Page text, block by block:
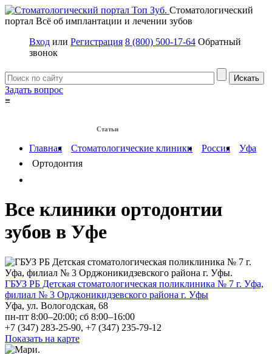
Стоматологический
портал Всё об имплантации и лечении зубов
Вход или Регистрация 8 (800) 500-17-64 Обратный
звонок
Задать вопрос
≡
Статьи
Главная Стоматологические клиники Россия
Уфа
Ортодонтия
Все клиники ортодонтии
зубов в Уфе
ГБУЗ РБ Детская стоматологическая поликлиника № 7 г. Уфа,
филиал № 3 Орджоникидзевского района г. Уфы
Уфа, ул. Вологодская, 68
пн-пт 8:00–20:00; сб 8:00–16:00
+7 (347) 283-25-90, +7 (347) 235-79-12
Показать на карте